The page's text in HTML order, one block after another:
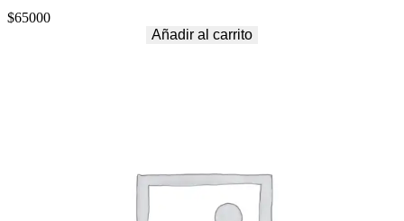
$65000
Añadir al carrito